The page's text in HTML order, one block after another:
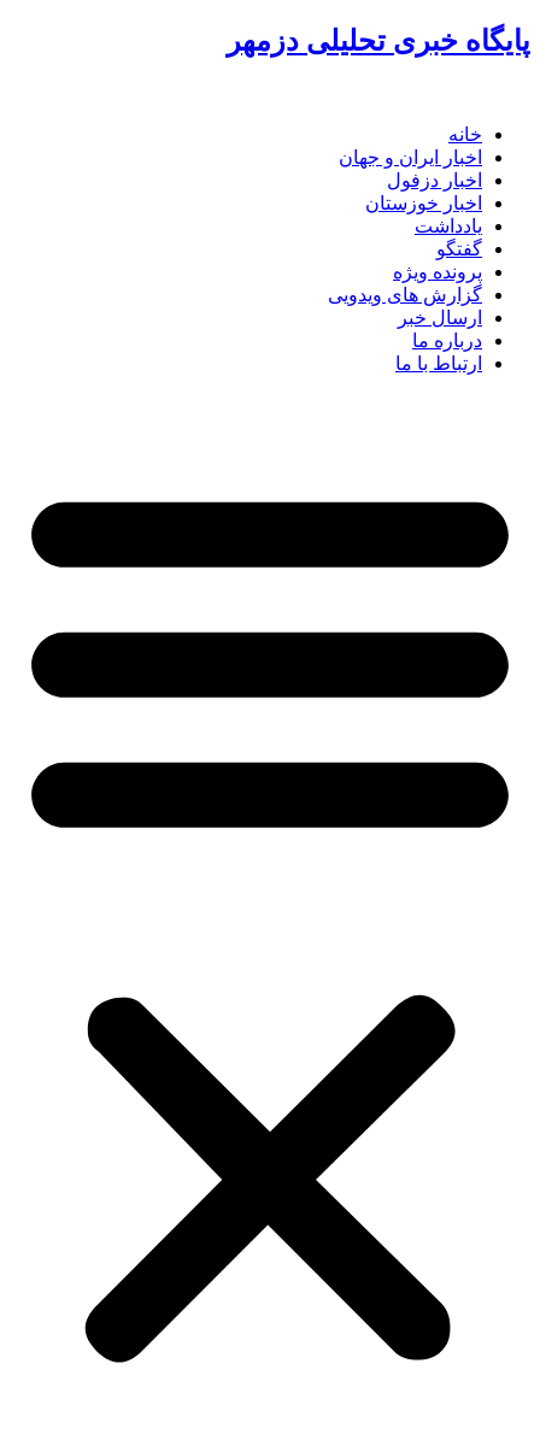
پرش
به
پایگاه خبری تحلیلی دزمهر
خانه
اخبار ایران و جهان
اخبار دزفول
اخبار خوزستان
یادداشت
گفتگو
پرونده ویژه
گزارش های ویدویی
ارسال خبر
درباره ما
ارتباط با ما